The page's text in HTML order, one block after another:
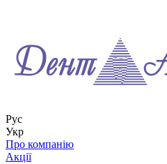
Рус
Укр
Про компанію
Акції